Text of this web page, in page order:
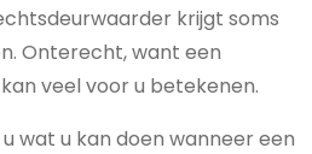
krijgt soms
Onterecht, want een
veel voor u betekenen.
wat u kan doen wanneer een